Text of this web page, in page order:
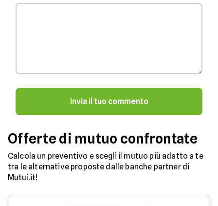
Invia il tuo commento
Offerte di mutuo confrontate
Calcola un preventivo e scegli il mutuo più adatto a te
tra le alternative proposte dalle banche partner di
Mutui.it!